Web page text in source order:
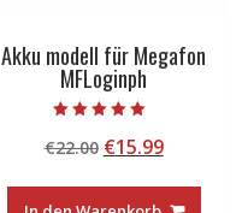
Akku modell für Megafon
MFLoginph
5.00
von 5
€22.00 Ursprünglicher
war:
€15.99
ist: